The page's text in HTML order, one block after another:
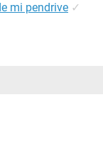
mi pendrive ✓